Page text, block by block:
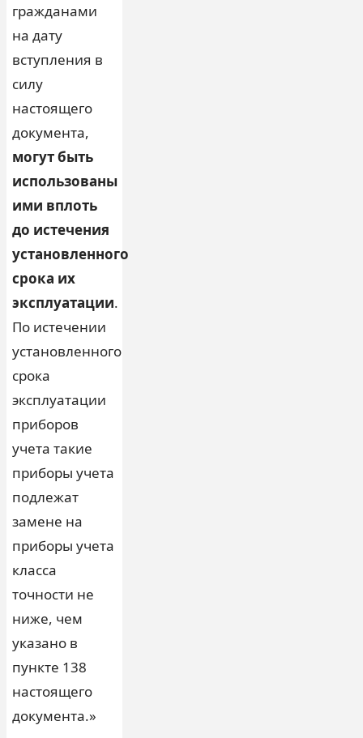
гражданами
на дату
вступления в
силу
настоящего
документа,
могут быть
использованы
ими вплоть
до истечения
установленного
срока их
эксплуатации.
По истечении
установленного
срока
эксплуатации
приборов
учета такие
приборы учета
подлежат
замене на
приборы учета
класса
точности не
ниже, чем
указано в
пункте 138
настоящего
документа.»